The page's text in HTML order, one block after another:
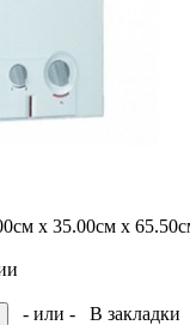
x 35.00см x
- или -
В закладки